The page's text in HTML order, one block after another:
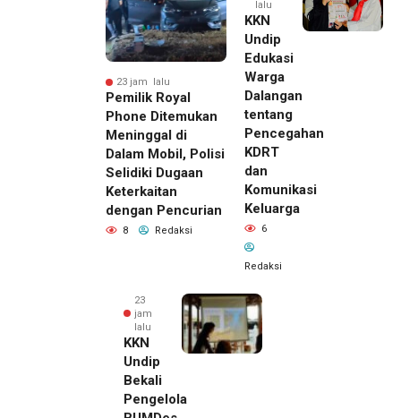
23 jam lalu
Pemilik Royal
Phone Ditemukan
Meninggal di
Dalam Mobil, Polisi
Selidiki Dugaan
Keterkaitan
dengan Pencurian
8 Redaksi
lalu
KKN
Undip
Edukasi
Warga
Dalangan
tentang
Pencegahan
KDRT
dan
Komunikasi
Keluarga
6
Redaksi
23
jam
lalu
KKN
Undip
Bekali
Pengelola